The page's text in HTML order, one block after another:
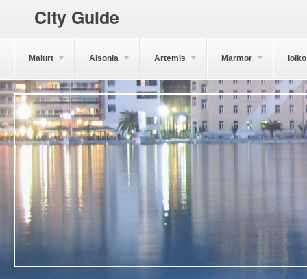
City Guide
Malurt Aisonia Artemis Marmor